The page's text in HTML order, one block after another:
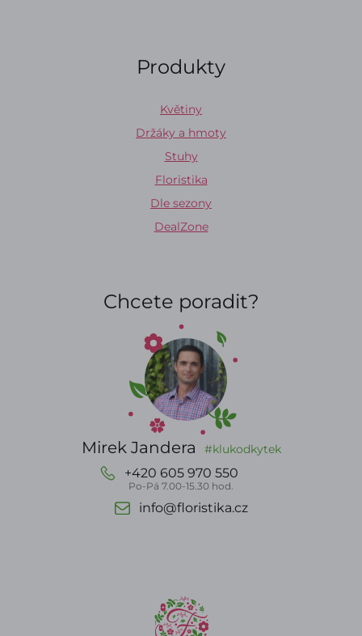
Produkty
Květiny
Držáky a hmoty
Stuhy
Floristika
Dle sezony
DealZone
Chcete poradit?
Mirek Jandera #klukodkytek
+420 605 970 550
Po-Pá 7.00-15.30 hod.
info@floristika.cz